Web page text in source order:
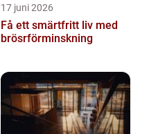
17 juni 2026
Få ett smärtfritt liv med
brösrförminskning